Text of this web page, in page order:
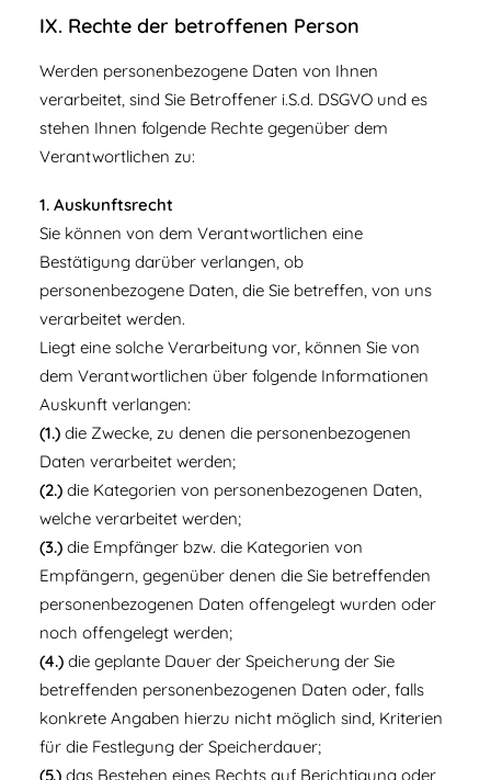
IX. Rechte der betroffenen Person
Werden personenbezogene Daten von Ihnen
verarbeitet, sind Sie Betroffener i.S.d. DSGVO und es
stehen Ihnen folgende Rechte gegenüber dem
Verantwortlichen zu:
1. Auskunftsrecht
Sie können von dem Verantwortlichen eine
Bestätigung darüber verlangen, ob
personenbezogene Daten, die Sie betreffen, von uns
verarbeitet werden.
Liegt eine solche Verarbeitung vor, können Sie von
dem Verantwortlichen über folgende Informationen
Auskunft verlangen:
(1.) die Zwecke, zu denen die personenbezogenen
Daten verarbeitet werden;
(2.) die Kategorien von personenbezogenen Daten,
welche verarbeitet werden;
(3.) die Empfänger bzw. die Kategorien von
Empfängern, gegenüber denen die Sie betreffenden
personenbezogenen Daten offengelegt wurden oder
noch offengelegt werden;
(4.) die geplante Dauer der Speicherung der Sie
betreffenden personenbezogenen Daten oder, falls
konkrete Angaben hierzu nicht möglich sind, Kriterien
für die Festlegung der Speicherdauer;
(5.) das Bestehen eines Rechts auf Berichtigung oder